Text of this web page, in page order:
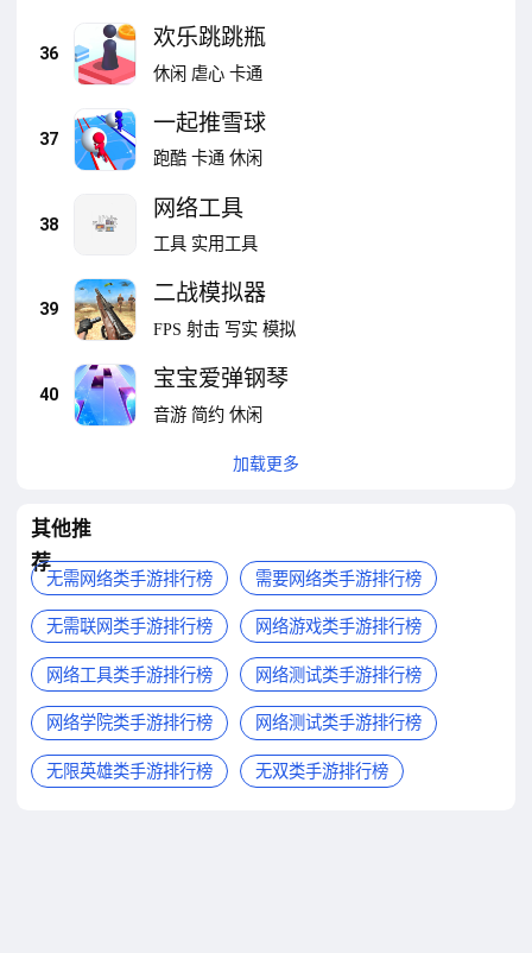
36
欢乐跳跳瓶
休闲 虐心 卡通
37
一起推雪球
跑酷 卡通 休闲
38
网络工具
工具 实用工具
39
二战模拟器
FPS 射击 写实 模拟
40
宝宝爱弹钢琴
音游 简约 休闲
加载更多
其他推
荐
无需网络类手游排行榜 需要网络类手游排行榜
无需联网类手游排行榜 网络游戏类手游排行榜
网络工具类手游排行榜 网络测试类手游排行榜
网络学院类手游排行榜 网络测试类手游排行榜
无限英雄类手游排行榜 无双类手游排行榜